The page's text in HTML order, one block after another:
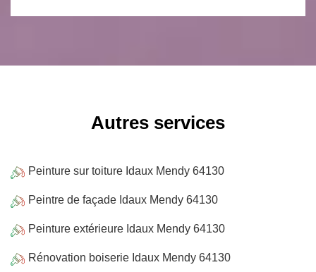
Autres services
Peinture sur toiture Idaux Mendy 64130
Peintre de façade Idaux Mendy 64130
Peinture extérieure Idaux Mendy 64130
Rénovation boiserie Idaux Mendy 64130